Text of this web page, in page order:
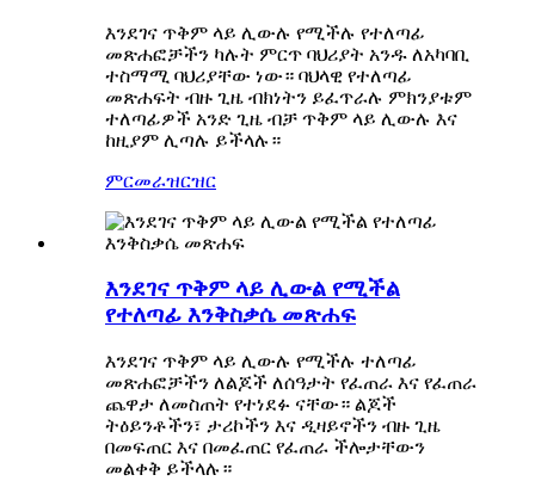
እንደገና ጥቅም ላይ ሊውሉ የሚችሉ የተለጣፊ
መጽሐፎቻችን ካሉት ምርጥ ባህሪያት አንዱ ለአካባቢ
ተስማሚ ባህሪያቸው ነው። ባህላዊ የተለጣፊ
መጽሐፍት ብዙ ጊዜ ብክነትን ይፈጥራሉ ምክንያቱም
ተለጣፊዎች አንድ ጊዜ ብቻ ጥቅም ላይ ሊውሉ እና
ከዚያም ሊጣሉ ይችላሉ።
ምርመራዝርዝር
እንደገና ጥቅም ላይ ሊውል የሚችል
የተለጣፊ እንቅስቃሴ መጽሐፍ
እንደገና ጥቅም ላይ ሊውሉ የሚችሉ ተለጣፊ
መጽሐፎቻችን ለልጆች ለሰዓታት የፈጠራ እና የፈጠራ
ጨዋታ ለመስጠት የተነደፉ ናቸው። ልጆች
ትዕይንቶችን፣ ታሪኮችን እና ዲዛይኖችን ብዙ ጊዜ
በመፍጠር እና በመፈጠር የፈጠራ ችሎታቸውን
መልቀቅ ይችላሉ።